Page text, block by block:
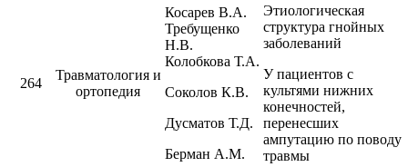
264
Травматология и
ортопедия
Косарев В.А.
Требущенко
Н.В.
Колобкова Т.А.
Соколов К.В.
Дусматов Т.Д.
Берман A.M.
Этиологическая
структура гнойных
заболеваний
У пациентов с
культями нижних
конечностей,
перенесших
ампутацию по поводу
травмы